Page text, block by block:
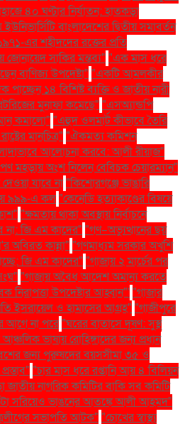
৪০ ঘণ্টার নির্যাতন: হাতকড়া
বাংলাদেশের দ্বিতীয় সমাবর্তন
এর শহীদদের রক্তের প্রতি
জোনায়েদ সাকির মন্তব্য" "এক মাস ধরে
বাণিজ্য উপদেষ্টা" "একটি আমলকীর
১৪ বিশিষ্ট ব্যক্তি ও জাতীয় নারী
মুনাফা কমেছে" "এসঅ্যান্ডপি
কমালো" "এহুদ ওলমার্ট কীভাবে তৈরি
মানচিত্র" "ঐকমত্য কমিশন
আলোচনা করবে: আলী রীয়াজ"
মহড়ায় অংশ নিলেন বেবিচক চেয়ারম্যান"
যাবে না"কিশোরগঞ্জে ভাঙারি
৯৯৯-এ কল"কেনেডি হত্যাকাণ্ডের বিষয়ে
"ক্ষমতায় থাকা অবস্থায় নির্বাচনে
না: জি এম কাদের" "গণ–অভ্যুত্থানের ছয়
অবিরত কান্না" "গণমাধ্যম সরকার অখুশি
জি এম কাদের" "গাজায় ২ মার্চের পর
"গাজায় অবৈধ আদেশ অমান্য করতে
নিরাপত্তা উপদেষ্টার আহ্বান"' "গাজার
ইসরায়েল ও হামাসের আগ্রহ" "গাজীপুরে
আগে না পরে"ঘরের বাতাসে দূষণ: সুস্থ
আঞ্চলিক ভাষায় রোহিঙ্গাদের জন্য প্রধান
জন্য পুরুষদের বয়সসীমা ৩৫ ও
"চার মাস ধরে রপ্তানি আয় ৪ বিলিয়ন
জাতীয় নাগরিক কমিটির বাকি সব কমিটি
সরিয়েও ভাঙনের আতঙ্কে আলী আহমদ"
সভাপতি আটক" "চোখের স্বাস্থ্য